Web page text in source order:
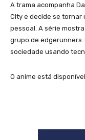
A trama acompanha
City e decide se tornar
pessoal. A série
grupo de edgerunners
sociedade usando
O anime está